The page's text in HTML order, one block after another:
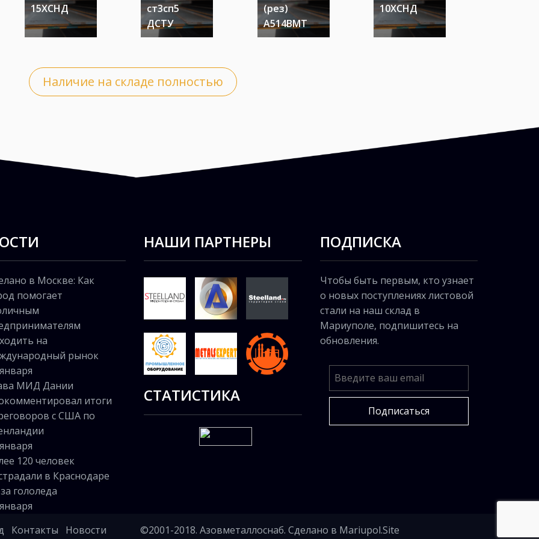
15ХСНД
ст3сп5
ДСТУ
(рез)
А514ВМТ
10ХСНД
Наличие на складе полностью
в Москве: Как
помогает
на
рынок
МИД Дании
итоги
с США по
120 человек
в Краснодаре
гололеда
НАШИ ПАРТНЕРЫ
СТАТИСТИКА
ПОДПИСКА
Чтобы быть первым, кто узнает
о новых поступлениях листовой
стали на наш склад в
Мариуполе, подпишитесь на
обновления.
Подписаться
Контакты Новости ©2001-2018. Азовметаллоснаб. Сделано в Mariupol.Site